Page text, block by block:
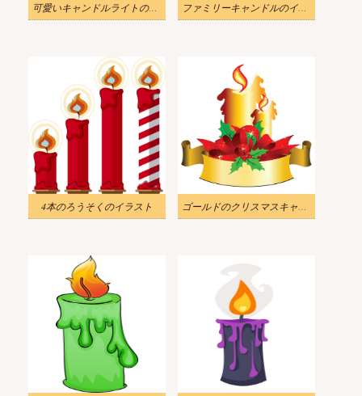
可愛いキャンドルライトのイラスト ファミリーキャンドルのイラスト
4本のろうそくのイラスト ゴールドのクリスマスキャンドルのイラスト